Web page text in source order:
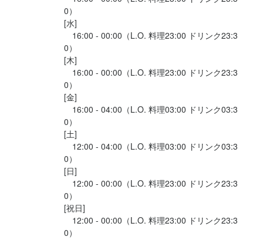
0）
[水]
16:00 - 00:00（L.O. 料理23:00 ドリンク23:3
0）
[木]
16:00 - 00:00（L.O. 料理23:00 ドリンク23:3
0）
[金]
16:00 - 04:00（L.O. 料理03:00 ドリンク03:3
0）
[土]
12:00 - 04:00（L.O. 料理03:00 ドリンク03:3
0）
[日]
12:00 - 00:00（L.O. 料理23:00 ドリンク23:3
0）
[祝日]
12:00 - 00:00（L.O. 料理23:00 ドリンク23:3
0）
自分に合った働き方が自由に選べます。
【＜もんじゃ酒場＞人気のPOINT3つ！】
1）毎月昇給のチャンスあり！
できる仕事が増えれば、お給料もどんどんアップ。努力がしっか
り報われる環境です。
2）身だしなみについて
髪を染めたり、ネイルを我慢したり…そんな必要は一切ありませ
普段のままの自分で、あなたらしく働けます
3）まかない割引あり
働いた後は、お得にまかないを楽しめます！
スタッフ満足度〔★★★〕